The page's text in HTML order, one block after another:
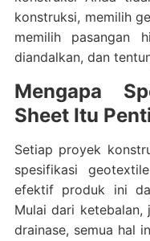
konstruksi, memilih
memilih pasangan
diandalkan, dan
Mengapa
Sheet Itu
Setiap proyek
spesifikasi
efektif produk ini
Mulai dari ketebalan,
drainase, semua hal